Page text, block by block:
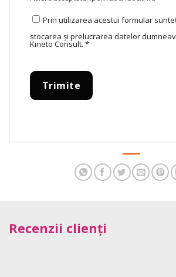
Prin utilizarea acestui formular
stocarea și prelucrarea datelor
Kineto Consult. *
Recenzii clienți